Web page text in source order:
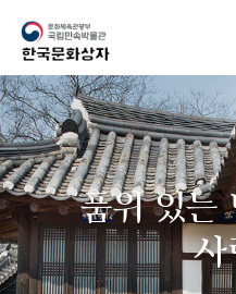
품위 있는
사